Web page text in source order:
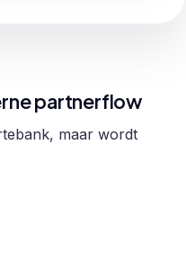
partnerflow
maar wordt